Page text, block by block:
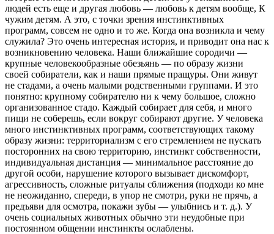
людей есть еще и другая любовь — любовь к детям вообще, К
чужим детям. А это, с точки зрения инстинктивных
программ, совсем не одно и то же. Когда она возникла и чему
служила? Это очень интересная история, и приводит она нас к
возникновению человека. Наши ближайшие сородичи —
крупные человекообразные обезьянь — по образу жизни
своей собиратели, как и наши прямые пращуры. Они живут
не стадами, а очень малыми родственными группами. И это
понятно: крупному собирателю ни к чему большое, сложно
организованное стадо. Каждый собирает для себя, и много
пищи не соберешь, если вокруг собирают другие. У человека
много инстинктивных программ, соответствующих такому
образу жизни: территориализм с его стремлением не пускать
посторонних на свою территорию, инстинкт собственности,
индивидуальная дистанция — минимальное расстояние до
другой особи, нарушение которого вызывает дискомфорт,
агрессивность, сложные ритуалы сближения (подходи ко мне
не неожиданно, спереди, в упор не смотри, руки не прячь, а
предъяви для осмотра, покажи зубы — улыбнись и т. д.). У
очень социальных животных обычно эти неудобные при
постоянном общении инстинкты ослаблены.